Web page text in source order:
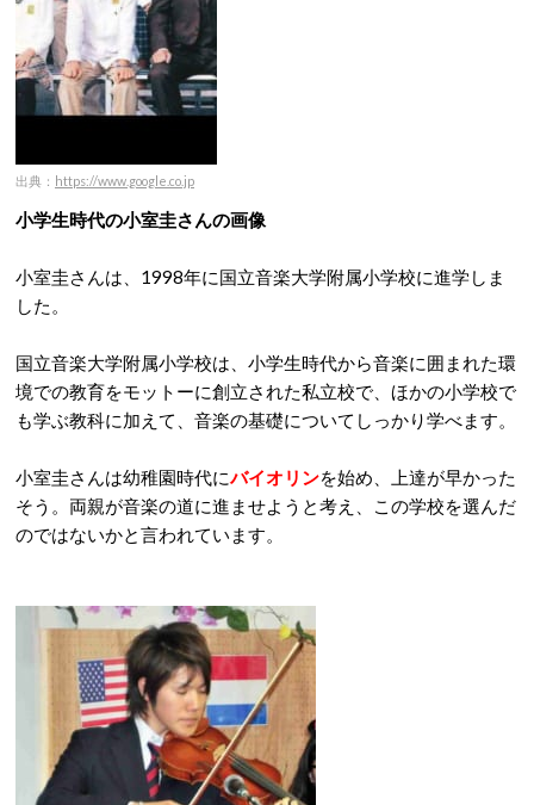
出典： https://www.google.co.jp
小学生時代の小室圭さんの画像
小室圭さんは、1998年に国立音楽大学附属小学校に進学しま
した。
国立音楽大学附属小学校は、小学生時代から音楽に囲まれた環
境での教育をモットーに創立された私立校で、ほかの小学校で
も学ぶ教科に加えて、音楽の基礎についてしっかり学べます。
小室圭さんは幼稚園時代にバイオリンを始め、上達が早かった
そう。両親が音楽の道に進ませようと考え、この学校を選んだ
のではないかと言われています。